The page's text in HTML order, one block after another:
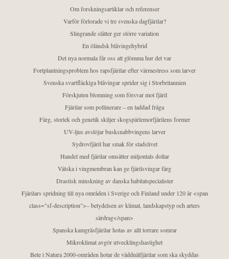
Om forskningsartiklar och referenser
Varför förlorade vi tre svenska dagfjärilar?
Slingrande slåtter ger större variation
En öländsk blåvingehybrid
Det nya normala får oss att glömma hur det var
Fortplantningsproblem hos rapsfjärilar efter värmestress som larver
Svenska svartfläckiga blåvingar sprider sig i Storbritannien
Förskjuten blomning som försvar mot fjäril
Fjärilar som pollinerare – en laddad fråga
Färg, storlek och genetik skiljer skogspärlemorfjärilens former
UV-ljus avslöjar busksnabbvingens larver
Sydrovfjäril har smak för stadslivet
Handel med fjärilar omsätter miljontals dollar
Vätska i vingmembran kan ge fjärilsvingar färg
Drastisk minskning av danska habitatspecialister
Fjärilars spridning till nya områden i Sverige och Finland under 120 år <span
class="sf-description">– betydelsen av klimat, landskapstyp och arters
särdrag</span>
Spanska kamgräsfjärilar hotas av allt torrare somrar
Mikroklimat avgör utvecklingshastighet
Bete i Natura 2000-områden hotar de väddnätfjärilar som ska skyddas